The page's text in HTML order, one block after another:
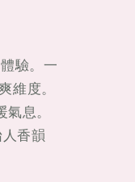
驗。一
維度。
息。
香韻